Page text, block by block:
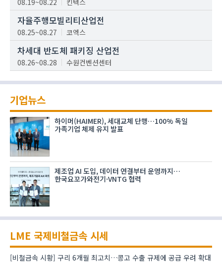
자율주행모빌리티산업전
08.25~08.27 코엑스
차세대 반도체 패키징 산업전
08.26~08.28 수원컨벤션센터
기업뉴스
하이머(HAIMER), 세대교체 단행…100% 독일
가족기업 체제 유지 발표
제조업 AI 도입, 데이터 연결부터 운영까지…
한국요꼬가와전기·VNTG 협력
LME 국제비철금속 시세
[비철금속 시황] 구리 6개월 최고치…콩고 수출 규제에 공급 우려 확대